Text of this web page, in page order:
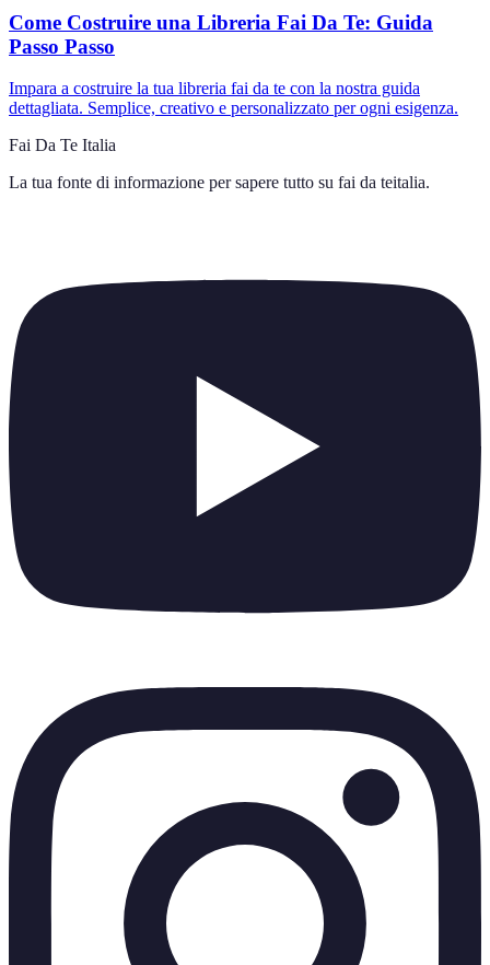
Come Costruire una Libreria Fai Da Te: Guida
Passo Passo
Impara a costruire la tua libreria fai da te con la nostra guida
dettagliata. Semplice, creativo e personalizzato per ogni esigenza.
Fai Da Te Italia
La tua fonte di informazione per sapere tutto su fai da teitalia.